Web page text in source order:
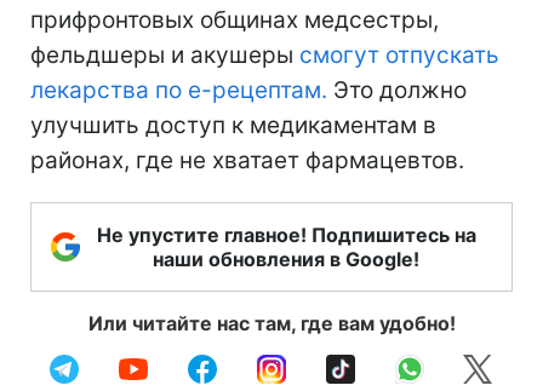
прифронтовых общинах медсестры,
фельдшеры и акушеры смогут отпускать
лекарства по е-рецептам. Это должно
улучшить доступ к медикаментам в
районах, где не хватает фармацевтов.
Не упустите главное! Подпишитесь на
наши обновления в Google!
Или читайте нас там, где вам удобно!